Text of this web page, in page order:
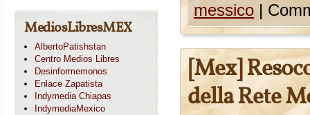
messico |
[Mex]
della Rete
MediosLibresMEX
AlbertoPatishstan
Centro Medios Libres
Desinformemonos
Enlace Zapatista
Indymedia Chiapas
IndymediaMexico